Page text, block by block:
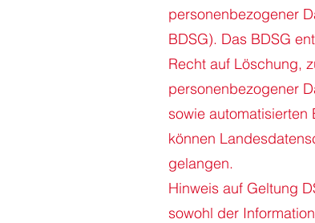
personenbezogener
BDSG). Das BDSG
Recht auf Löschung,
personenbezogener
sowie
können
gelangen.
Hinweis auf Geltung
sowohl der